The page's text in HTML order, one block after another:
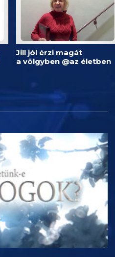
Jill jól érzi magát
a völgyben @az életben